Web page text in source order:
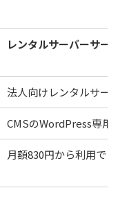
レンタルサーバーサー
法人向けレンタルサー
CMSのWordPress専用
月額830円から利用で